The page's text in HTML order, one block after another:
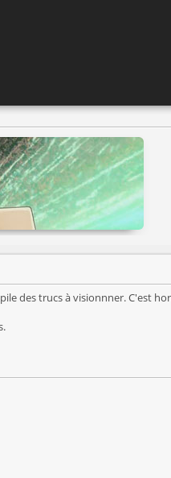
des trucs à visionnner. C'est